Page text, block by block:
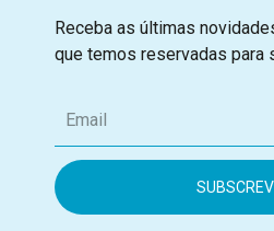
Receba as últimas
que temos reservadas para
m
i